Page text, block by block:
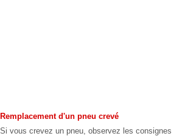
Remplacement d'un pneu crevé
Si vous crevez un pneu, observez les consignes